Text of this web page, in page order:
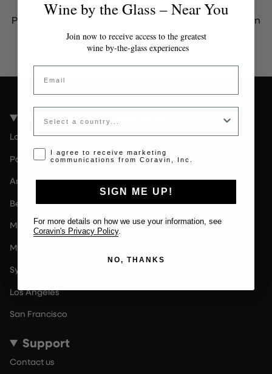
Por favor contacta al administrador para obtener un
token válido.
Coravin Guide Locations
London
Paris
Amsterdam
Berlin
Milan
Melbourne
Sydney
Los Angeles
San Francisco
Support
Contact us
Wine by the Glass – Near You
Join now to receive access to the greatest
wine by-the-glass experiences
Email
Country
Opt-in disclaimer
I agree to receive marketing
communications from Coravin, Inc.
SIGN ME UP!
For more details on how we use your information, see
Coravin's Privacy Policy
NO, THANKS